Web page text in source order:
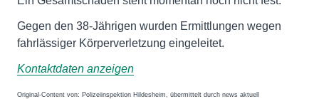
Gegen den 38-Jährigen wurden Ermittlungen wegen
fahrlässiger Körperverletzung eingeleitet.
Kontaktdaten anzeigen
Original-Content von: Polizeiinspektion Hildesheim, übermittelt durch news aktuell